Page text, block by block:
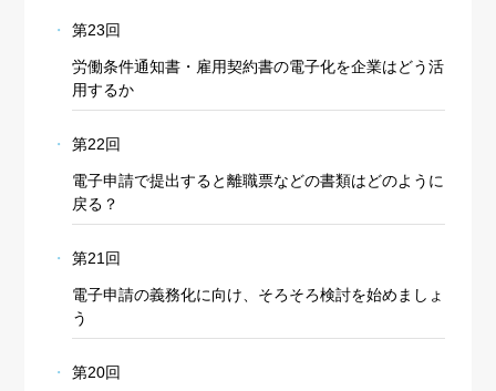
第23回
労働条件通知書・雇用契約書の電子化を企業はどう活
用するか
第22回
電子申請で提出すると離職票などの書類はどのように
戻る？
第21回
電子申請の義務化に向け、そろそろ検討を始めましょ
う
第20回